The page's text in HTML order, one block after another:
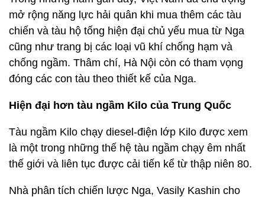
mở rộng năng lực hải quân khi mua thêm các tàu
chiến và tàu hộ tống hiện đại chủ yếu mua từ Nga
cũng như trang bị các loại vũ khí chống hạm và
chống ngầm. Thâm chí, Hà Nội còn có tham vọng
đóng các con tàu theo thiết kế của Nga.
Hiện đại hơn tàu ngầm Kilo của Trung Quốc
Tàu ngầm Kilo chạy diesel-điện lớp Kilo được xem
là một trong những thế hệ tàu ngầm chạy êm nhất
thế giới và liên tục được cải tiến kể từ thập niên 80.
Nhà phân tích chiến lược Nga, Vasily Kashin cho